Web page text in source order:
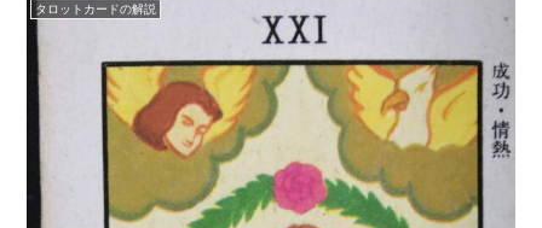
タロットカードの解説